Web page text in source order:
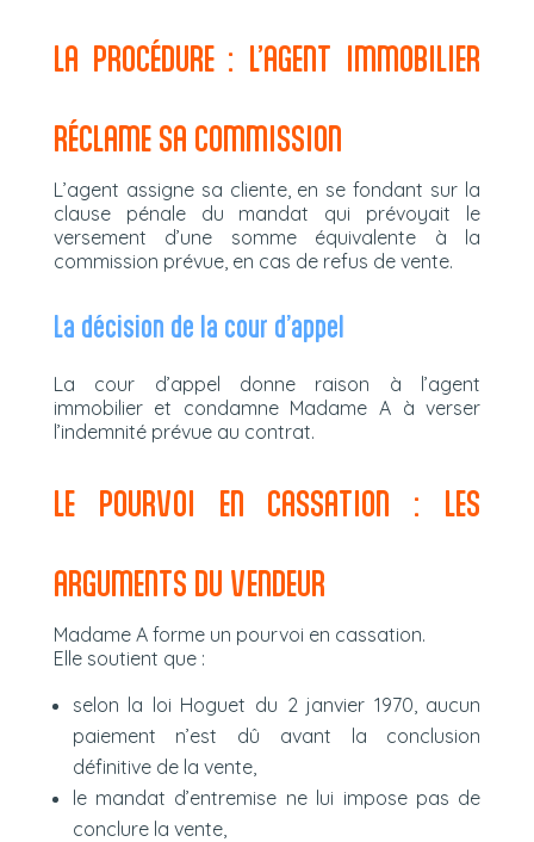
LA PROCÉDURE : L’AGENT IMMOBILIER
RÉCLAME SA COMMISSION
L’agent assigne sa cliente, en se fondant sur la
clause pénale du mandat qui prévoyait le
versement d’une somme équivalente à la
commission prévue, en cas de refus de vente.
La décision de la cour d’appel
La cour d’appel donne raison à l’agent
immobilier et condamne Madame A à verser
l’indemnité prévue au contrat.
LE POURVOI EN CASSATION : LES
ARGUMENTS DU VENDEUR
Madame A forme un pourvoi en cassation.
Elle soutient que :
selon la loi Hoguet du 2 janvier 1970, aucun
paiement n’est dû avant la conclusion
définitive de la vente,
le mandat d’entremise ne lui impose pas de
conclure la vente,